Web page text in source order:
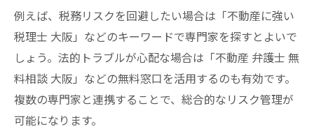
例えば、税務リスクを回避したい場合は「不動産に強い
税理士 大阪」などのキーワードで専門家を探すとよいで
しょう。法的トラブルが心配な場合は「不動産 弁護士 無
料相談 大阪」などの無料窓口を活用するのも有効です。
複数の専門家と連携することで、総合的なリスク管理が
可能になります。